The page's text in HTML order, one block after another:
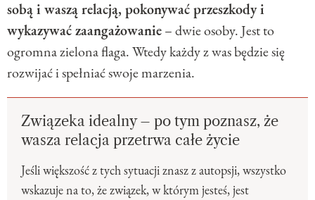
sobą i waszą relacją, pokonywać przeszkody i
wykazywać zaangażowanie– dwie osoby. Jest to
ogromna zielona flaga. Wtedy każdy z was będzie się
rozwijać i spełniać swoje marzenia.
Związeka idealny – po tym poznasz, że
wasza relacja przetrwa całe życie
Jeśli większość z tych sytuacji znasz z autopsji, wszystko
wskazuje na to, że związek, w którym jesteś, jest